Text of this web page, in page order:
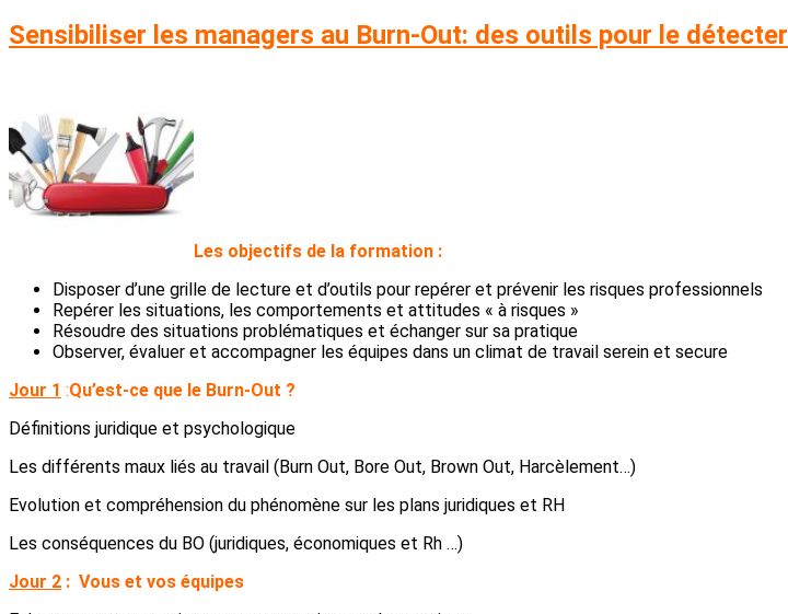
Sensibiliser les managers au Burn-Out: des outils pour le détecter
Les objectifs de la formation :
Disposer d’une grille de lecture et d’outils pour repérer et prévenir les risques professionnels
Repérer les situations, les comportements et attitudes « à risques »
Résoudre des situations problématiques et échanger sur sa pratique
Observer, évaluer et accompagner les équipes dans un climat de travail serein et secure
Jour 1 :Qu’est-ce que le Burn-Out ?
Définitions juridique et psychologique
Les différents maux liés au travail (Burn Out, Bore Out, Brown Out, Harcèlement…)
Evolution et compréhension du phénomène sur les plans juridiques et RH
Les conséquences du BO (juridiques, économiques et Rh …)
Jour 2 : Vous et vos équipes